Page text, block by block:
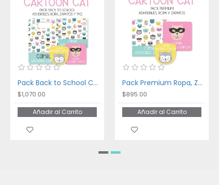
Pack Back to School Cartoon Cat
$1,070.00
Añadir al Carrito
Pack Premium Ropa, Zapatos y Escuela Cartoon Cat
$895.00
Añadir al Carrito